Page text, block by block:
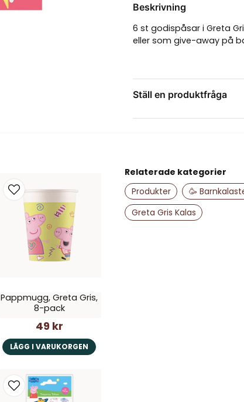
Beskrivning
6 st godispåsar i Greta
eller som give-away på
Ställ en produktfråga
name
Namn
Pappmugg, Greta Gris,
8-pack
49 kr
LÄGG I VARUKORGEN
Relaterade kategorier
Produkter
🥳
Greta Gris Kalas